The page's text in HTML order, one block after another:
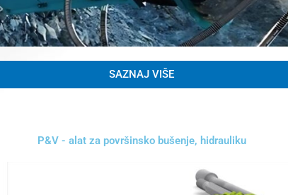
SAZNAJ VIŠE
P&V - alat za površinsko bušenje, hidrauliku